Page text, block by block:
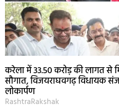
करेला में 33.50 करोड़ की लागत से
सौगात, विजयराघवगढ़ विधायक
लोकार्पण
RashtraRakshak